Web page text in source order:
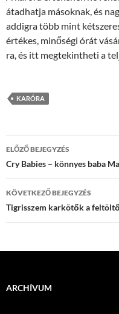
átadhatja másoknak, és
addigra több mint
értékes, minőségi órát
ra, és itt megtekintheti a
KARÓRA
Bejegyzés
navigáció
ELŐZŐ BEJEGYZÉS
Cry Babies – könnyes baba
KÖVETKEZŐ BEJEGYZÉS
Tigrisszem karkötők a
ARCHÍVUM